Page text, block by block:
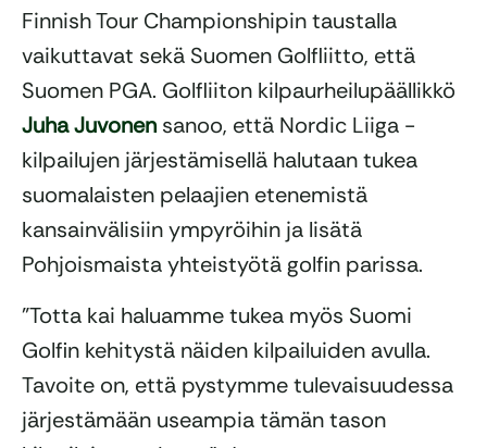
Finnish Tour Championshipin taustalla
vaikuttavat sekä Suomen Golfliitto, että
Suomen PGA. Golfliiton kilpaurheilupäällikkö
Juha Juvonensanoo, että Nordic Liiga -
kilpailujen järjestämisellä halutaan tukea
suomalaisten pelaajien etenemistä
kansainvälisiin ympyröihin ja lisätä
Pohjoismaista yhteistyötä golfin parissa.
”Totta kai haluamme tukea myös Suomi
Golfin kehitystä näiden kilpailuiden avulla.
Tavoite on, että pystymme tulevaisuudessa
järjestämään useampia tämän tason